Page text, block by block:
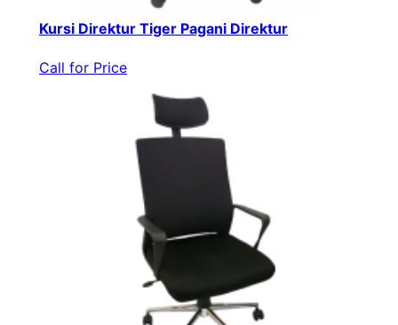
Kursi Direktur Tiger Pagani Direktur
Call for Price